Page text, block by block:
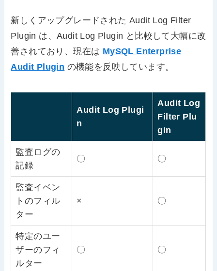
新しくアップグレードされた Audit Log Filter
Plugin は、Audit Log Plugin と比較して大幅に改
善されており、現在は MySQL Enterprise
Audit Plugin の機能を反映しています。
Audit Log Plugi
n
Audit Log
Filter Plu
gin
監査ログの
記録
〇 〇
監査イベン
トのフィル
ター
× 〇
特定のユー
ザーのフィ
ルター
〇 〇